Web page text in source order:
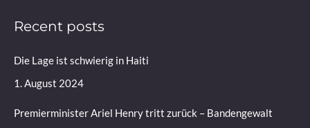
opens
new
window
opens
new
window
opens
new
window
opens
new
Recent posts
Die Lage ist schwierig in Haiti
1. August 2024
Premierminister Ariel Henry tritt zurück – Bandengewalt